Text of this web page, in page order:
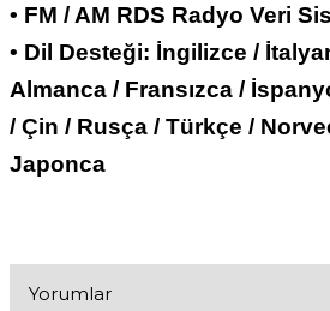
• FM / AM RDS Radyo Veri
• Dil Desteği: İngilizce /
Almanca / Fransızca /
/ Çin / Rusça / Türkçe /
Japonca
Yorumlar